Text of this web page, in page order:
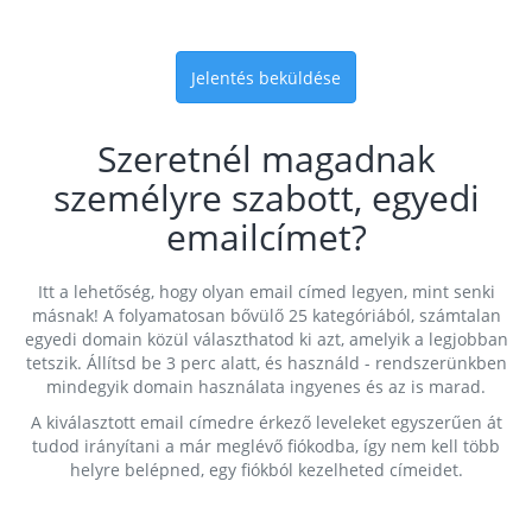
Jelentés beküldése
Szeretnél magadnak
személyre szabott, egyedi
emailcímet?
Itt a lehetőség, hogy olyan email címed legyen, mint senki
másnak! A folyamatosan bővülő 25 kategóriából, számtalan
egyedi domain közül választhatod ki azt, amelyik a legjobban
tetszik. Állítsd be 3 perc alatt, és használd - rendszerünkben
mindegyik domain használata ingyenes és az is marad.
A kiválasztott email címedre érkező leveleket egyszerűen át
tudod irányítani a már meglévő fiókodba, így nem kell több
helyre belépned, egy fiókból kezelheted címeidet.